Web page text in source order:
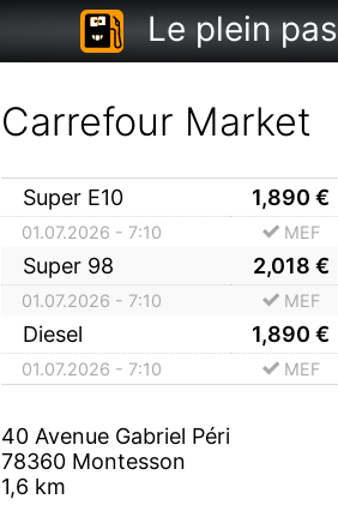
Le plein
Carrefour Market
Super E10 1,890 €
01.07.2026 - 7:10 MEF
Super 98 2,018 €
01.07.2026 - 7:10 MEF
Diesel 1,890 €
01.07.2026 - 7:10 MEF
40 Avenue Gabriel Péri
78360 Montesson
1,6 km